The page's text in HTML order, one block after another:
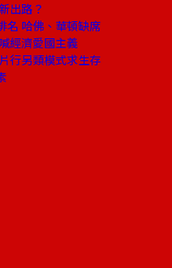
出路？
名 哈佛、華頓缺席
經濟愛國主義
行另類模式求生存